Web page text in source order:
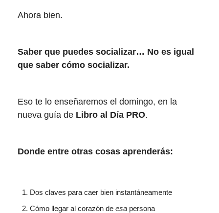
Ahora bien.
Saber que puedes socializar… No es igual
que saber cómo socializar.
Eso te lo enseñaremos el domingo, en la
nueva guía de Libro al Día PRO.
Donde entre otras cosas aprenderás:
Dos claves para caer bien instantáneamente
Cómo llegar al corazón de esa persona